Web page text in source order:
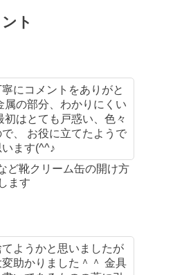
ト
にコメントをありがと
属の部分、わかりにくい
初はとても戸惑い、色々
、 お役に立てたようで
ます(^^♪
ど靴クリーム缶の開け方
ます
ようかと思いましたが
助かりました＾＾ 金具